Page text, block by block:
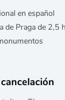
en español
de Praga de 2,5